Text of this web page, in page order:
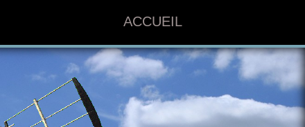
ACCUEIL